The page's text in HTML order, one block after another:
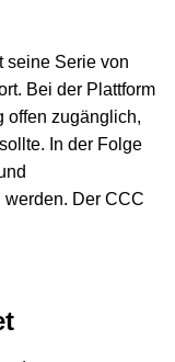
seine Serie von
Bei der Plattform
offen zugänglich,
In der Folge
Der CCC